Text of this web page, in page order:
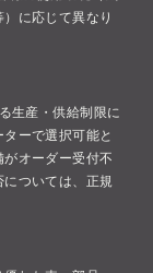
に応じて異なり
生産・供給制限に
ーで選択可能と
オーダー受付不
ついては、正規